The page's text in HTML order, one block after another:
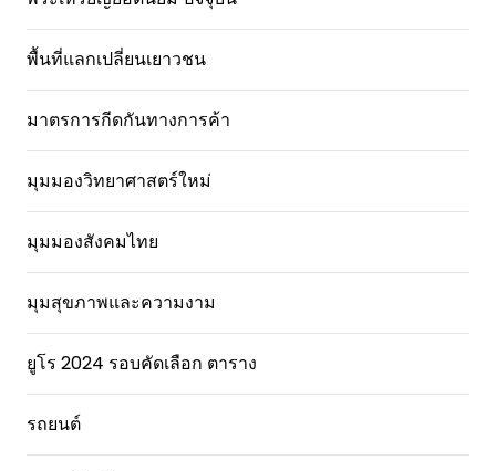
พื้นที่แลกเปลี่ยนเยาวชน
มาตรการกีดกันทางการค้า
มุมมองวิทยาศาสตร์ใหม่
มุมมองสังคมไทย
มุมสุขภาพและความงาม
ยูโร 2024 รอบคัดเลือก ตาราง
รถยนต์